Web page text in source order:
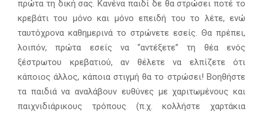
πρώτα τη δική σας. Κανένα παιδί δε θα στρώσει ποτέ το
κρεβάτι του μόνο και μόνο επειδή του το λέτε, ενώ
ταυτόχρονα καθημερινά το στρώνετε εσείς. Θα πρέπει,
λοιπόν, πρώτα εσείς να “αντέξετε” τη θέα ενός
ξέστρωτου κρεβατιού, αν θέλετε να ελπίζετε ότι
κάποιος άλλος, κάποια στιγμή θα το στρώσει! Βοηθήστε
τα παιδιά να αναλάβουν ευθύνες με χαριτωμένους και
παιχνιδιάρικους τρόπους (π.χ. κολλήστε χαρτάκια